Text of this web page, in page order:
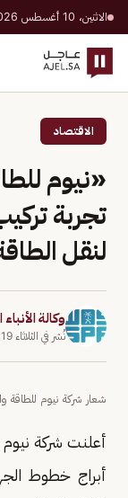
الاثنين، 10 أغسطس 2026 · 27 صفر 1448 هـ
الاقتصاد
«نيوم
تجربة
لنقل
وكالة
نُشر في الثلاثاء 19 سبتمبر 2023
شعار شركة نيوم للطاقة
أعلنت شركة نيوم
أبراج خطوط